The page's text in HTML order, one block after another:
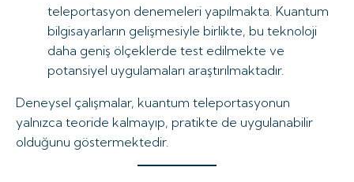
teleportasyon denemeleri yapılmakta. Kuantum
bilgisayarların gelişmesiyle birlikte, bu teknoloji
daha geniş ölçeklerde test edilmekte ve
potansiyel uygulamaları araştırılmaktadır.
Deneysel çalışmalar, kuantum teleportasyonun
yalnızca teoride kalmayıp, pratikte de uygulanabilir
olduğunu göstermektedir.